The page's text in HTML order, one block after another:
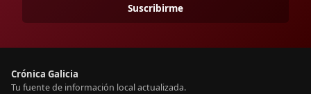
Suscribirme
Crónica Galicia
Tu fuente de información local actualizada.